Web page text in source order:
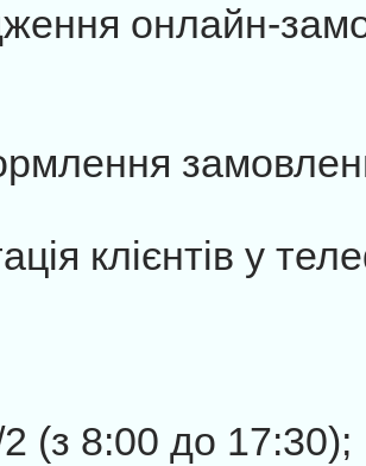
онлайн-
клієнтів у
2 (з 8:00 до 17:30);